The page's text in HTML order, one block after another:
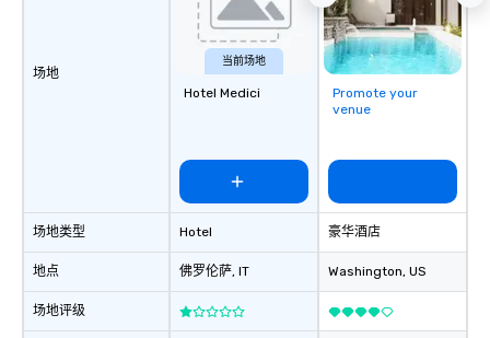
场地
场地类型
地点
场地评级
当前场地
Hotel Medici
Hotel
佛罗伦萨, IT
Promote your
venue
豪华酒店
Washington, US